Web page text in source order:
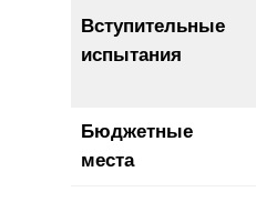
Вступительные
испытания
Бюджетные
места